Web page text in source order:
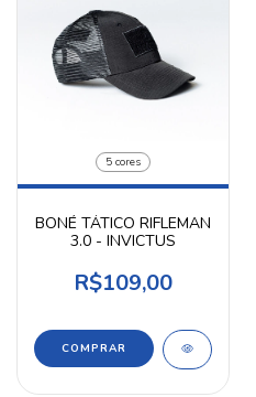
5 cores
BONÉ TÁTICO RIFLEMAN
3.0 - INVICTUS
R$109,00
COMPRAR